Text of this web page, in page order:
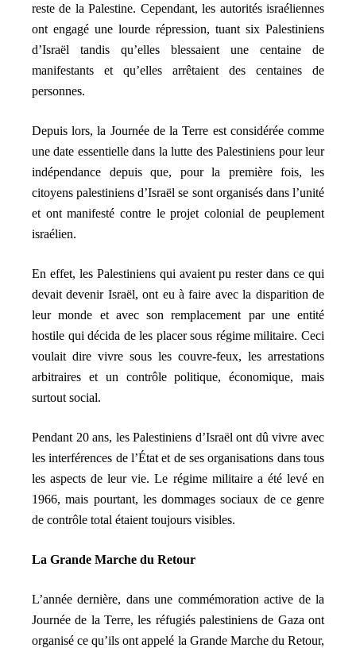
reste de la Palestine. Cependant, les autorités israéliennes
ont engagé une lourde répression, tuant six Palestiniens
d’Israël tandis qu’elles blessaient une centaine de
manifestants et qu’elles arrêtaient des centaines de
personnes.
Depuis lors, la Journée de la Terre est considérée comme
une date essentielle dans la lutte des Palestiniens pour leur
indépendance depuis que, pour la première fois, les
citoyens palestiniens d’Israël se sont organisés dans l’unité
et ont manifesté contre le projet colonial de peuplement
israélien.
En effet, les Palestiniens qui avaient pu rester dans ce qui
devait devenir Israël, ont eu à faire avec la disparition de
leur monde et avec son remplacement par une entité
hostile qui décida de les placer sous régime militaire. Ceci
voulait dire vivre sous les couvre-feux, les arrestations
arbitraires et un contrôle politique, économique, mais
surtout social.
Pendant 20 ans, les Palestiniens d’Israël ont dû vivre avec
les interférences de l’État et de ses organisations dans tous
les aspects de leur vie. Le régime militaire a été levé en
1966, mais pourtant, les dommages sociaux de ce genre
de contrôle total étaient toujours visibles.
La Grande Marche du Retour
L’année dernière, dans une commémoration active de la
Journée de la Terre, les réfugiés palestiniens de Gaza ont
organisé ce qu’ils ont appelé la Grande Marche du Retour,